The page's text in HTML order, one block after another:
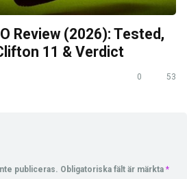
Review (2026): Tested,
11 & Verdict
0 53
publiceras. Obligatoriska fält är märkta *